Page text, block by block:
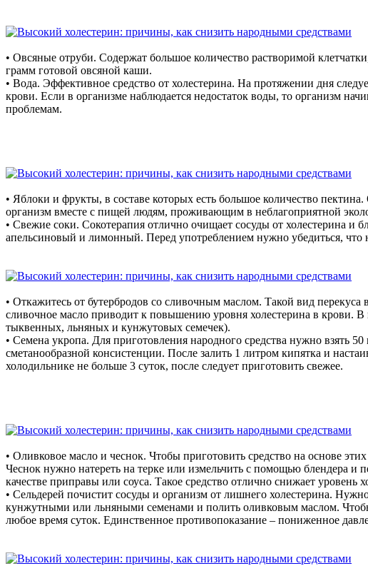
• Овсяные отруби. Содержат большое количество растворимой
грамм готовой овсяной каши.
• Вода. Эффективное средство от холестерина. На протяжении дня
крови. Если в организме наблюдается недостаток воды, то организм
проблемам.
• Яблоки и фрукты, в составе которых есть большое количество
организм вместе с пищей людям, проживающим в неблагоприятной
• Свежие соки. Сокотерапия отлично очищает сосуды от холестерина
апельсиновый и лимонный. Перед употреблением нужно убедиться, что
• Откажитесь от бутербродов со сливочным маслом. Такой вид
сливочное масло приводит к повышению уровня холестерина в крови. В
тыквенных, льняных и кунжутовых семечек).
• Семена укропа. Для приготовления народного средства нужно взять
сметанообразной консистенции. После залить 1 литром кипятка и
холодильнике не больше 3 суток, после следует приготовить свежее.
• Оливковое масло и чеснок. Чтобы приготовить средство на основе
Чеснок нужно натереть на терке или измельчить с помощью блендера и
качестве приправы или соуса. Такое средство отлично снижает уровень
• Сельдерей почистит сосуды и организм от лишнего холестерина.
кунжутными или льняными семенами и полить оливковым маслом.
любое время суток. Единственное противопоказание – пониженное